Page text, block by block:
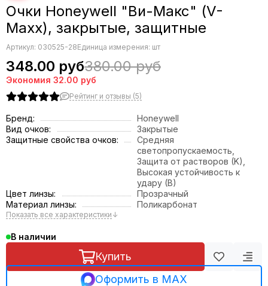
Очки Honeywell "Ви-Макс" (V-
Maxx), закрытые, защитные
Артикул: 030525-28Единица измерения: шт
348.00 руб380.00 руб
Экономия 32.00 руб
Рейтинг и отзывы (5)
Бренд:
Honeywell
Вид очков:
Закрытые
Защитные свойства очков:
Средняя
светопропускаемость,
Защита от растворов (K),
Высокая устойчивость к
удару (B)
Цвет линзы:
Прозрачный
Материал линзы:
Поликарбонат
Показать все характеристики ↓
В наличии
Купить
Оформить в MAX